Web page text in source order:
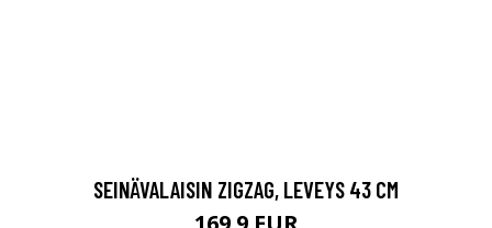
SEINÄVALAISIN ZIGZAG, LEVEYS 43 CM